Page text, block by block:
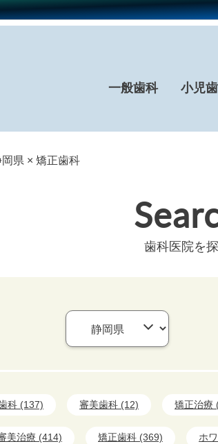
一般歯科 小児
岡県 × 矯正歯科
歯科医院を
科 (137) 審美歯科 (12) 矯正治療
美治療 (414) 矯正歯科 (369) ホ